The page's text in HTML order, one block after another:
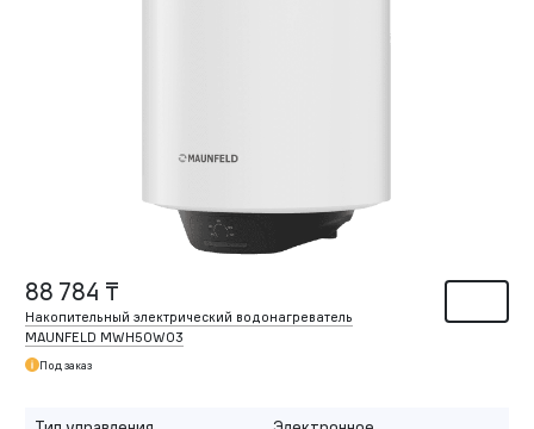
88 784 ₸
Накопительный электрический водонагреватель
MAUNFELD MWH50W03
Под заказ